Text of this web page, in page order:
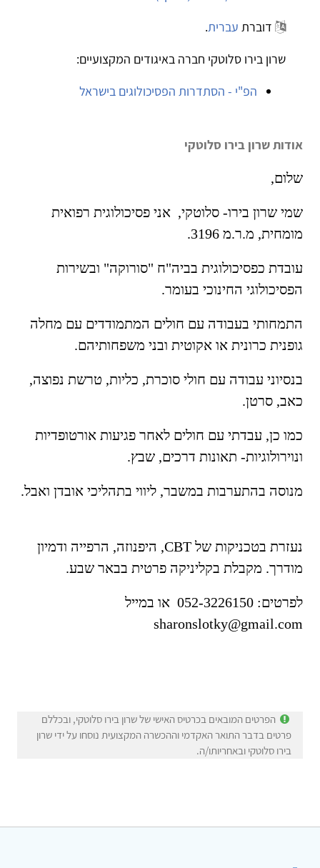
דוברת עברית.
שרון בירו סלוטקי חברה באיגודים המקצועיים:
הפ"י - הסתדרות הפסיכולוגים בישראל
אודות שרון בירו סלוטקי
שלום,
שמי שרון בירו- סלוטקי, אני פסיכולוגית רפואית
מומחית, מ.ר.מ 3196.
עובדת כפסיכולוגית בביה"ח "סורוקה" ובשירות
הפסיכולוגי החינוכי בעומר.
התמחותי בעבודה עם חולים המתמודדים עם מחלה
גופנית כרונית או אקוטית ובני משפחותיהם.
בנסיוני עבודה עם חולי סוכרת, כליות, טרשת נפוצה,
כאב, סרטן.
כמו כן, עבדתי עם חולים לאחר פגיעות אורטופדיות
ונוירולוגיות- תאונות דרכים, שבץ.
מנוסה בהתערבות במשבר, ליווי בתהליכי אובדן ואבל.
נעזרת בטכניקות של CBT, היפנוזה, הרפייה ודמיון
מודרך. מקבלת בקליניקה פרטית בבאר שבע.
לפרטים: 052-3226150 או במייל
sharonslotky@gmail.com
הפרטים המובאים בכרטיס האישי של שרון בירו סלוטקי, ובכללם
פרטים בדבר התואר האקדמי וההכשרה המקצועית נוסחו על ידי שרון
בירו סלוטקי ובאחריותו/ה.